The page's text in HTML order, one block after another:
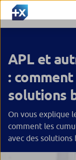
APL et
:
solutions
On vous explique
comment les
avec des solutions